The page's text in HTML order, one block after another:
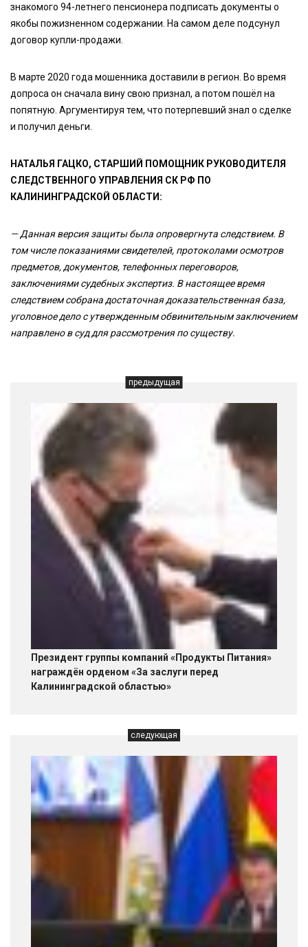
знакомого 94-летнего пенсионера подписать документы о
якобы пожизненном содержании. На самом деле подсунул
договор купли-продажи.
В марте 2020 года мошенника доставили в регион. Во время
допроса он сначала вину свою признал, а потом пошёл на
попятную. Аргументируя тем, что потерпевший знал о сделке
и получил деньги.
НАТАЛЬЯ ГАЦКО, СТАРШИЙ ПОМОЩНИК РУКОВОДИТЕЛЯ
СЛЕДСТВЕННОГО УПРАВЛЕНИЯ СК РФ ПО
КАЛИНИНГРАДСКОЙ ОБЛАСТИ:
— Данная версия защиты была опровергнута следствием. В
том числе показаниями свидетелей, протоколами осмотров
предметов, документов, телефонных переговоров,
заключениями судебных экспертиз. В настоящее время
следствием собрана достаточная доказательственная база,
уголовное дело с утвержденным обвинительным заключением
направлено в суд для рассмотрения по существу.
предыдущая
Президент группы компаний «Продукты Питания»
награждён орденом «За заслуги перед
Калининградской областью»
следующая